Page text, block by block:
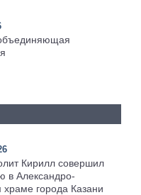
Кирилл совершил
в Александро-
храме города Казани